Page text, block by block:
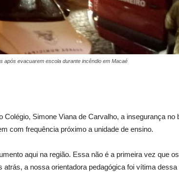
após evacuarem escola durante incêndio em Macaé
Colégio, Simone Viana de Carvalho, a insegurança no
com frequência próximo a unidade de ensino.
aqui na região. Essa não é a primeira vez que
atrás, a nossa orientadora pedagógica foi vítima dessa